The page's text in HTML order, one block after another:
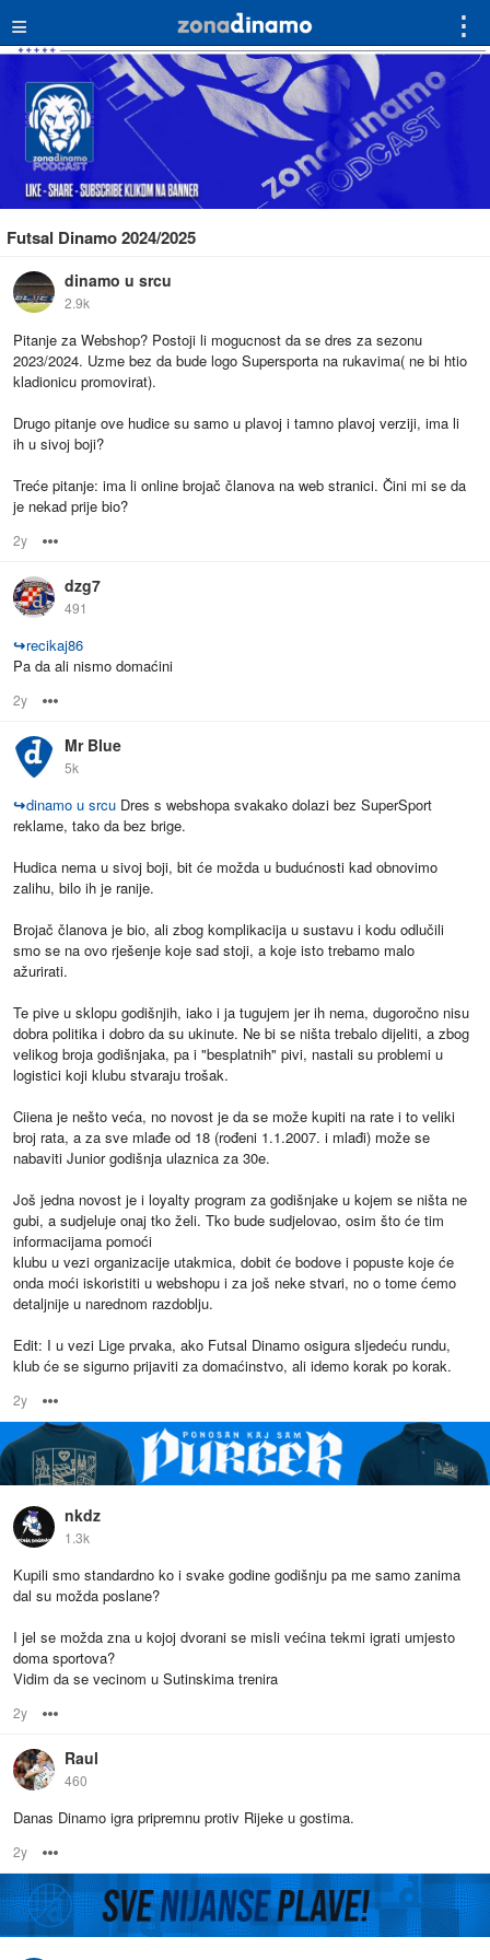
≡ ⋮
Futsal Dinamo 2024/2025
dinamo u srcu
2.9k
Pitanje za Webshop? Postoji li mogucnost da se dres za sezonu
2023/2024. Uzme bez da bude logo Supersporta na rukavima( ne bi htio
kladionicu promovirat).
Drugo pitanje ove hudice su samo u plavoj i tamno plavoj verziji, ima li
ih u sivoj boji?
Treće pitanje: ima li online brojač članova na web stranici. Čini mi se da
je nekad prije bio?
2y
dzg7
491
↪recikaj86
Pa da ali nismo domaćini
2y
Mr Blue
5k
↪dinamo u srcu Dres s webshopa svakako dolazi bez SuperSport
reklame, tako da bez brige.
Hudica nema u sivoj boji, bit će možda u budućnosti kad obnovimo
zalihu, bilo ih je ranije.
Brojač članova je bio, ali zbog komplikacija u sustavu i kodu odlučili
smo se na ovo rješenje koje sad stoji, a koje isto trebamo malo
ažurirati.
Te pive u sklopu godišnjih, iako i ja tugujem jer ih nema, dugoročno nisu
dobra politika i dobro da su ukinute. Ne bi se ništa trebalo dijeliti, a zbog
velikog broja godišnjaka, pa i "besplatnih" pivi, nastali su problemi u
logistici koji klubu stvaraju trošak.
Ciiena je nešto veća, no novost je da se može kupiti na rate i to veliki
broj rata, a za sve mlađe od 18 (rođeni 1.1.2007. i mlađi) može se
nabaviti Junior godišnja ulaznica za 30e.
Još jedna novost je i loyalty program za godišnjake u kojem se ništa ne
gubi, a sudjeluje onaj tko želi. Tko bude sudjelovao, osim što će tim
informacijama pomoći
klubu u vezi organizacije utakmica, dobit će bodove i popuste koje će
onda moći iskoristiti u webshopu i za još neke stvari, no o tome ćemo
detaljnije u narednom razdoblju.
Edit: I u vezi Lige prvaka, ako Futsal Dinamo osigura sljedeću rundu,
klub će se sigurno prijaviti za domaćinstvo, ali idemo korak po korak.
2y
nkdz
1.3k
Kupili smo standardno ko i svake godine godišnju pa me samo zanima
dal su možda poslane?
I jel se možda zna u kojoj dvorani se misli većina tekmi igrati umjesto
doma sportova?
Vidim da se vecinom u Sutinskima trenira
2y
Raul
460
Danas Dinamo igra pripremnu protiv Rijeke u gostima.
2y